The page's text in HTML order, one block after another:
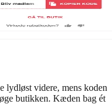
lydløst videre, mens koden
butikken. Kæden bag ét